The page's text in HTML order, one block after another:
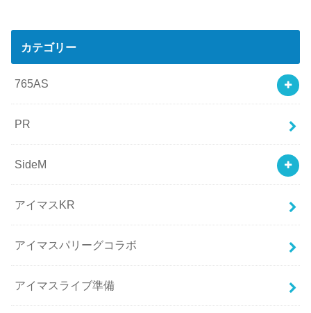
カテゴリー
765AS
PR
SideM
アイマスKR
アイマスパリーグコラボ
アイマスライブ準備